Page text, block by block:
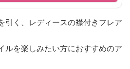
引く、レディースの襟付きフレア
ルを楽しみたい方におすすめのア